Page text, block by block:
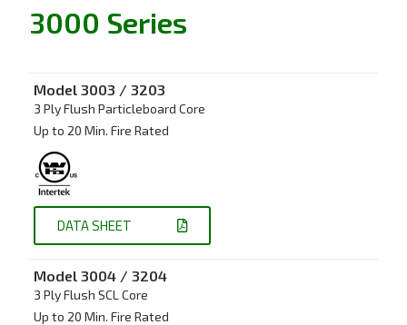
3000 Series
Model 3003 / 3203
3 Ply Flush Particleboard Core
Up to 20 Min. Fire Rated
DATA SHEET
Model 3004 / 3204
3 Ply Flush SCL Core
Up to 20 Min. Fire Rated